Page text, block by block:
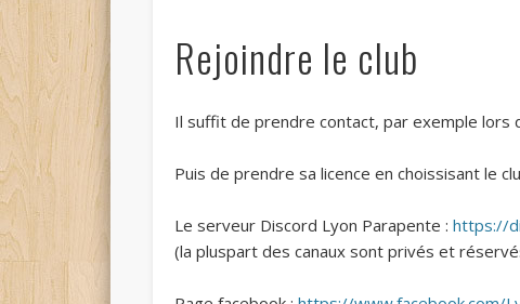
Rejoindre le club
Il suffit de prendre contact, par exemple lors
Puis de prendre sa licence en choissisant le
Le serveur Discord Lyon Parapente : https://
(la pluspart des canaux sont privés et